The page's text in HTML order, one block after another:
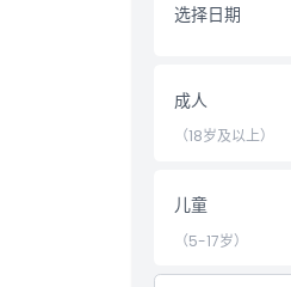
儿童成人政策
排除项
营业时间
选择日期
成人
（18岁及以上）
儿童
（5-17岁）